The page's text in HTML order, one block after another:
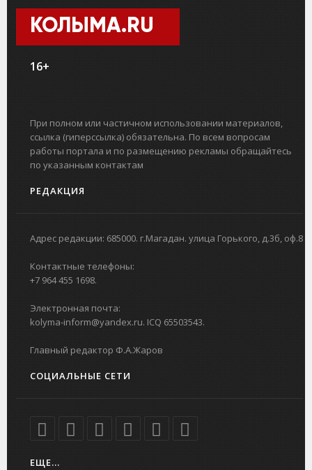
КОЛЫМА.RU
16+
При полном или частичном использовании материалов,
ссылка (гиперссылка) обязательна. По всем вопросам
работы портала и по размещению рекламы обращайтесь
по указанным контактам
РЕДАКЦИЯ
Адрес редакции: 685000. г.Магадан. улица Горького, д.3б, оф.8
Контактные телефоны:
+7 964 455 1698.
Электронная почта:
kolyma-inform@yandex.ru. ICQ 65503543.
Главный редактор Ф.А.Жаров
СОЦИАЛЬНЫЕ СЕТИ
ЕЩЕ...